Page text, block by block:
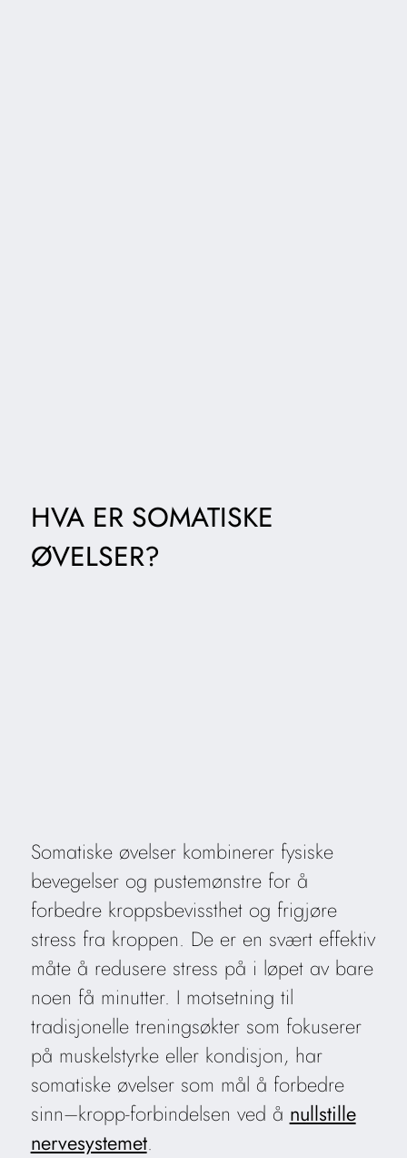
HVA ER SOMATISKE
ØVELSER?
Somatiske øvelser kombinerer fysiske
bevegelser og pustemønstre for å
forbedre kroppsbevissthet og frigjøre
stress fra kroppen. De er en svært effektiv
måte å redusere stress på i løpet av bare
noen få minutter. I motsetning til
tradisjonelle treningsøkter som fokuserer
på muskelstyrke eller kondisjon, har
somatiske øvelser som mål å forbedre
sinn–kropp-forbindelsen ved å nullstille
nervesystemet.